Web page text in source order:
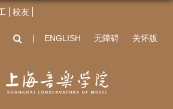
校友
ENGLISH 无障碍 关怀版